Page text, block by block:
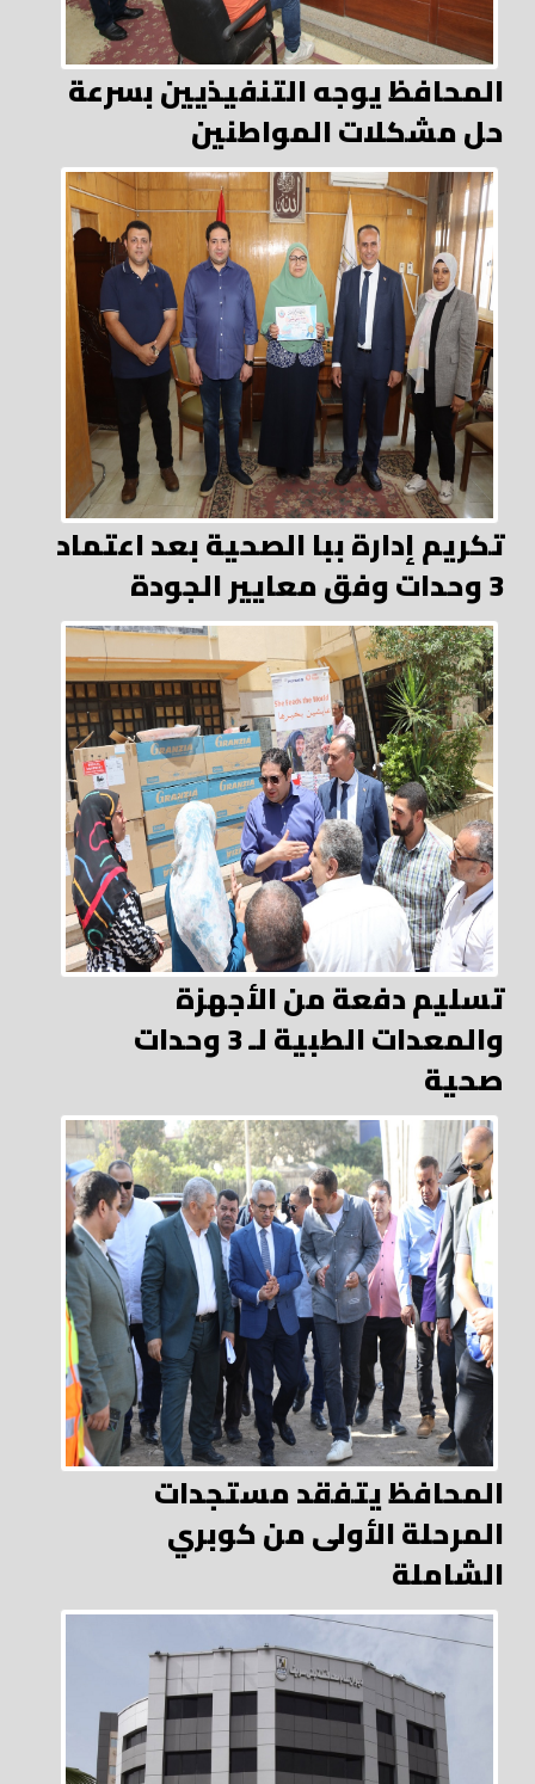
المحافظ يوجه التنفيذيين بسرعة
حل مشكلات المواطنين
تكريم إدارة ببا الصحية بعد اعتماد
3 وحدات وفق معايير الجودة
تسليم دفعة من الأجهزة
والمعدات الطبية لـ 3 وحدات
صحية
المحافظ يتفقد مستجدات
المرحلة الأولى من كوبري
الشاملة